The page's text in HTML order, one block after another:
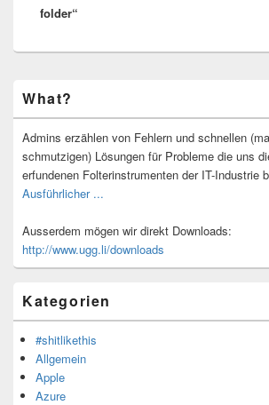
folder“
Seitenleisten-
Widgetbereich
What?
Admins erzählen von Fehlern und schnellen
schmutzigen) Lösungen für Probleme die uns
erfundenen Folterinstrumenten der IT-Industrie
Ausführlicher ...
Ausserdem mögen wir direkt Downloads:
http://www.ugg.li/downloads
Kategorien
#shitlikethis
Allgemein
Apple
Azure